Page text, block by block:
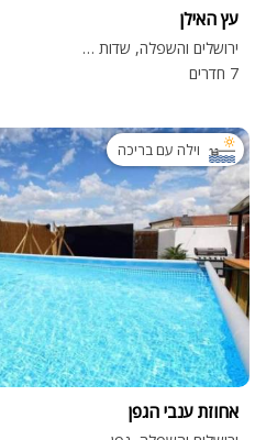
עץ האילן
ירושלים והשפלה, שדות מיכה
7 חדרים
וילה עם בריכה
אחוזת ענבי הגפן